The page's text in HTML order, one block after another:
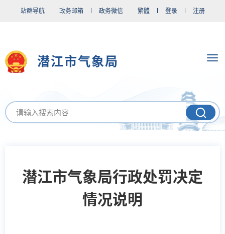
站群导航 政务邮箱 政务微信 繁體 登录 注册
潜江市气象局
潜江市气象局行政处罚决定
情况说明